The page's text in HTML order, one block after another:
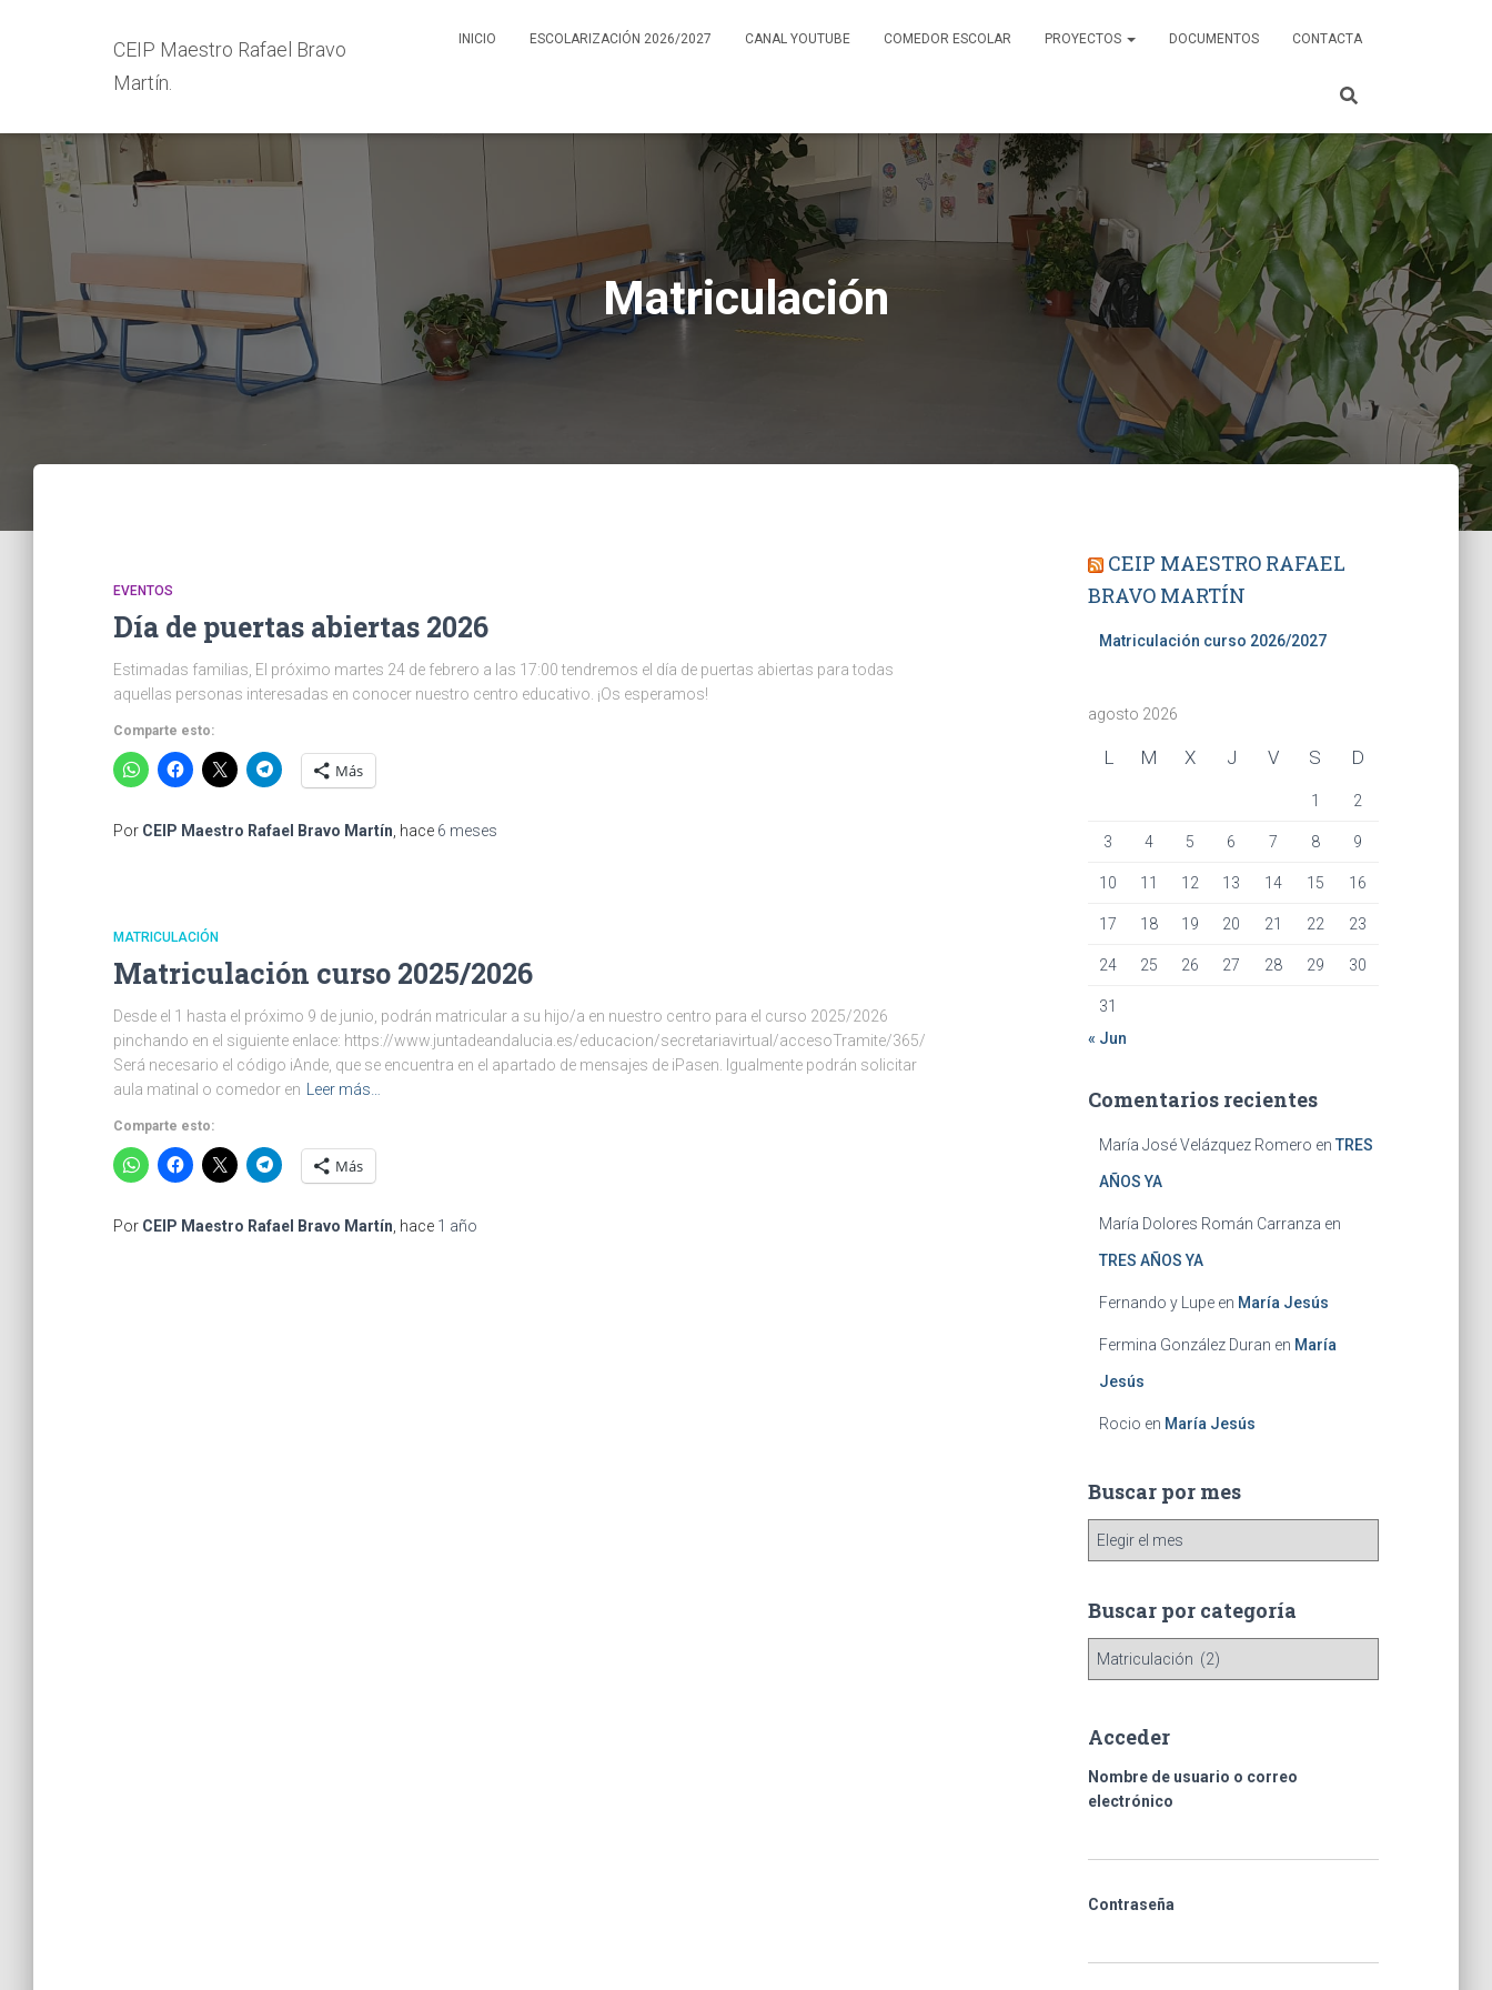
CEIP Maestro Rafael Bravo
Martín.
INICIO ESCOLARIZACIÓN 2026/2027 CANAL YOUTUBE COMEDOR ESCOLAR PROYECTOS DOCUMENTOS CONTACTA
Matriculación
EVENTOS
Día de puertas abiertas 2026
Estimadas familias, El próximo martes 24 de febrero a las 17:00 tendremos el día de puertas abiertas para todas
aquellas personas interesadas en conocer nuestro centro educativo. ¡Os esperamos!
Comparte esto:
Más
Por CEIP Maestro Rafael Bravo Martín , hace 6 meses
MATRICULACIÓN
Matriculación curso 2025/2026
Desde el 1 hasta el próximo 9 de junio, podrán matricular a su hijo/a en nuestro centro para el curso 2025/2026
pinchando en el siguiente enlace: https://www.juntadeandalucia.es/educacion/secretariavirtual/accesoTramite/365/
Será necesario el código iAnde, que se encuentra en el apartado de mensajes de iPasen. Igualmente podrán solicitar
aula matinal o comedor en
Leer más…
Comparte esto:
Más
Por CEIP Maestro Rafael Bravo Martín , hace 1 año
CEIP MAESTRO RAFAEL
BRAVO MARTÍN
Matriculación curso 2026/2027
agosto 2026
L M X J V S D
1 2
3 4 5 6 7 8 9
10 11 12 13 14 15 16
17 18 19 20 21 22 23
24 25 26 27 28 29 30
31
« Jun
Comentarios recientes
María José Velázquez Romero en TRES
AÑOS YA
María Dolores Román Carranza en
TRES AÑOS YA
Fernando y Lupeen María Jesús
Fermina González Duran en María
Jesús
Rocio en María Jesús
Buscar por mes
c
p
m
e
s
Buscar por categoría
a
r
p
g
Acceder
Nombre de usuario o correo
electrónico
Contraseña